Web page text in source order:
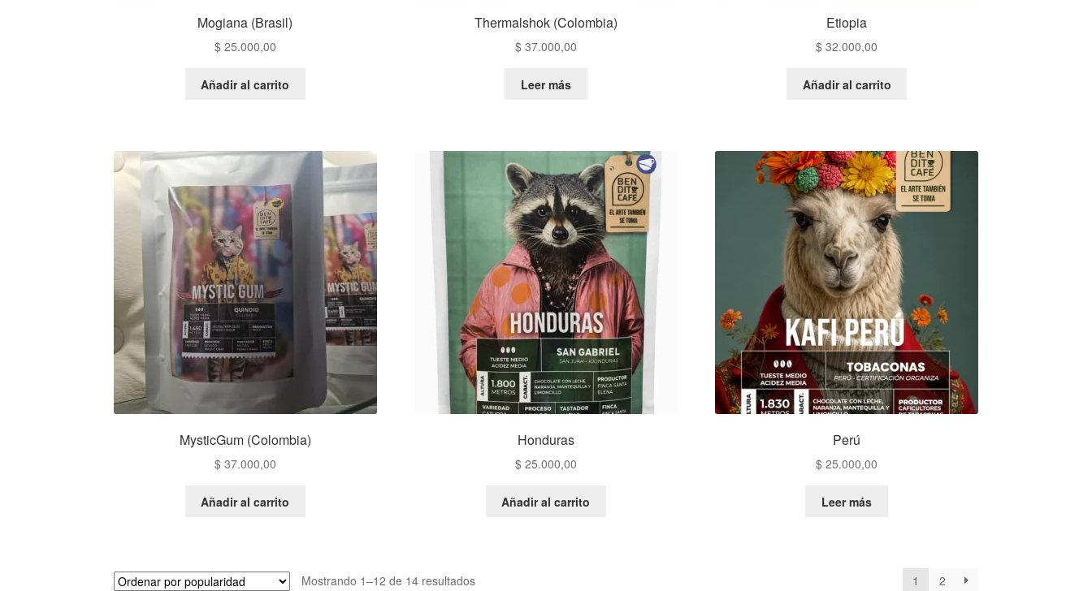
Mogiana (Brasil)
$25.000,00
Añadir al carrito
Thermalshok (Colombia)
$37.000,00
Leer más
Etiopia
$ 32.000,00
Añadir al carrito
MysticGum (Colombia)
$37.000,00
Añadir al carrito
Honduras
$25.000,00
Añadir al carrito
Perú
$ 25.000,00
Leer más
Mostrando 1–12 de 14 resultadosOrdenado
1 2